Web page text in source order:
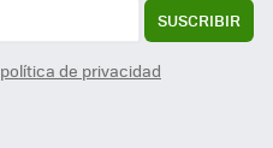
SUSCRIBIR
política de privacidad